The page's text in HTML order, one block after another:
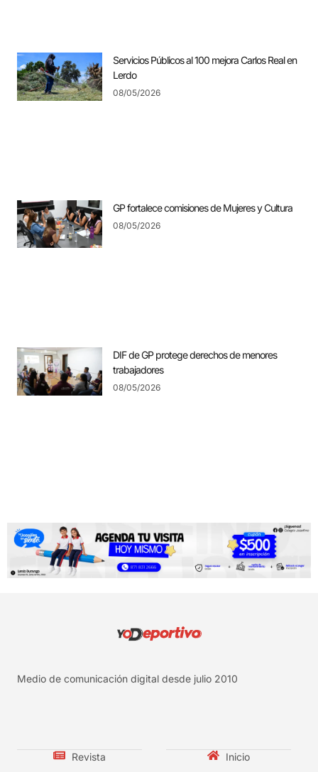
Servicios Públicos al 100 mejora Carlos Real en
Lerdo
08/05/2026
GP fortalece comisiones de Mujeres y Cultura
08/05/2026
DIF de GP protege derechos de menores
trabajadores
08/05/2026
Medio de comunicación digital desde julio 2010
Revista Inicio